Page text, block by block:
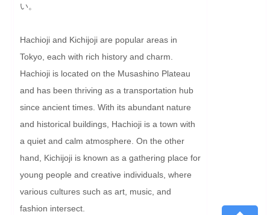
い。
Hachioji and Kichijoji are popular areas in
Tokyo, each with rich history and charm.
Hachioji is located on the Musashino Plateau
and has been thriving as a transportation hub
since ancient times. With its abundant nature
and historical buildings, Hachioji is a town with
a quiet and calm atmosphere. On the other
hand, Kichijoji is known as a gathering place for
young people and creative individuals, where
various cultures such as art, music, and
fashion intersect.